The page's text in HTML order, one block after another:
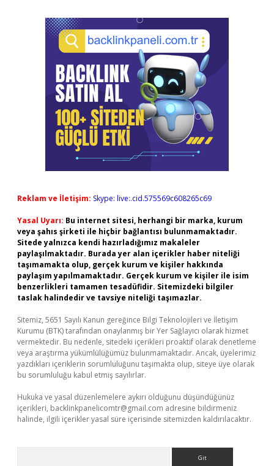
Reklam ve İletişim: Skype: live:.cid.575569c608265c69
Yasal Uyarı: Bu internet sitesi, herhangi bir marka, kurum
veya şahıs şirketi ile hiçbir bağlantısı bulunmamaktadır.
Sitede yalnızca kendi hazırladığımız makaleler
paylaşılmaktadır. Burada yer alan içerikler haber niteliği
taşımamakta olup, gerçek kurum ve kişiler hakkında
paylaşım yapılmamaktadır. Gerçek kurum ve kişiler ile isim
benzerlikleri tamamen tesadüfidir. Sitemizdeki bilgiler
taslak halindedir ve tavsiye niteliği taşımazlar.
Sitemiz, 5651 Sayılı Kanun gereğince Bilgi Teknolojileri ve İletişim
Kurumu (BTK) tarafından onaylanmış bir Yer Sağlayıcı olarak hizmet
vermektedir. Bu nedenle, sitedeki içerikleri proaktif olarak denetleme
veya araştırma yükümlülüğümüz bulunmamaktadır. Ancak, üyelerimiz
yazdıkları içeriklerin sorumluluğunu taşımakta olup, siteye üye olarak
bu sorumluluğu kabul etmiş sayılırlar.
Hukuka ve yasal düzenlemelere aykırı olduğunu düşündüğünüz
içerikleri, backlinkpanelicomtr@gmail.com adresine bildirmeniz
halinde, ilgili içerikler yasal süre içerisinde sitemizden kaldırılacaktır.